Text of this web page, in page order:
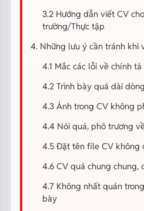
3.2 Hướng dẫn viết CV
trường/Thực tập
4. Những lưu ý cần tránh khi
4.1 Mắc các lỗi về chính tả
4.2 Trình bày quá dài
4.3 Ảnh trong CV không
4.4 Nói quá, phô trương
4.5 Đặt tên file CV không
4.6 CV quá chung chung,
4.7 Không nhất quán
bày